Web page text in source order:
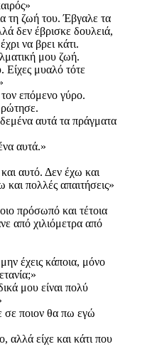
τη ζωή του. Έβγαλε τα
δεν έβρισκε δουλειά,
να βρει κάτι.
μου ζωή.
μυαλό τότε
επόμενο γύρο.
αυτά τα πράγματα
αυτά.»
αυτό. Δεν έχω και
και πολλές απαιτήσεις»
πρόσωπό και τέτοια
από χιλιόμετρα από
έχεις κάποια, μόνο
μου είναι πολύ
σε ποιον θα πω εγώ
αλλά είχε και κάτι που